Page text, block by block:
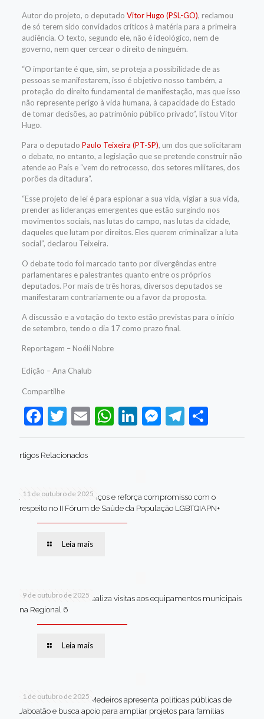
Autor do projeto, o deputado Vitor Hugo (PSL-GO), reclamou
de só terem sido convidados críticos à matéria para a primeira
audiência. O texto, segundo ele, não é ideológico, nem de
governo, nem quer cercear o direito de ninguém.
“O importante é que, sim, se proteja a possibilidade de as
pessoas se manifestarem, isso é objetivo nosso também, a
proteção do direito fundamental de manifestação, mas que isso
não represente perigo à vida humana, à capacidade do Estado
de tomar decisões, ao patrimônio público privado”, listou Vitor
Hugo.
Para o deputado Paulo Teixeira (PT-SP), um dos que solicitaram
o debate, no entanto, a legislação que se pretende construir não
atende ao País e “vem do retrocesso, dos setores militares, dos
porões da ditadura”.
“Esse projeto de lei é para espionar a sua vida, vigiar a sua vida,
prender as lideranças emergentes que estão surgindo nos
movimentos sociais, nas lutas do campo, nas lutas da cidade,
daqueles que lutam por direitos. Eles querem criminalizar a luta
social”, declarou Teixeira.
O debate todo foi marcado tanto por divergências entre
parlamentares e palestrantes quanto entre os próprios
deputados. Por mais de três horas, diversos deputados se
manifestaram contrariamente ou a favor da proposta.
A discussão e a votação do texto estão previstas para o início
de setembro, tendo o dia 17 como prazo final.
Reportagem – Noéli Nobre
Edição – Ana Chalub
Compartilhe
Facebook
Twitter
EmailWhatsApp
LinkedIn
Messenger
Telegram
Share
rtigos Relacionados
11 de outubro de 2025
Jaboatão celebra avanços e reforça compromisso com o
respeito no II Fórum de Saúde da População LGBTQIAPN+
Leia mais
9 de outubro de 2025
Van dos secretários realiza visitas aos equipamentos municipais
na Regional 6
Leia mais
1 de outubro de 2025
Em Brasília, Andréa Medeiros apresenta políticas públicas de
Jaboatão e busca apoio para ampliar projetos para famílias